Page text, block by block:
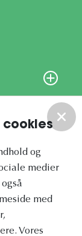
cookies
og
medier
med
Vores